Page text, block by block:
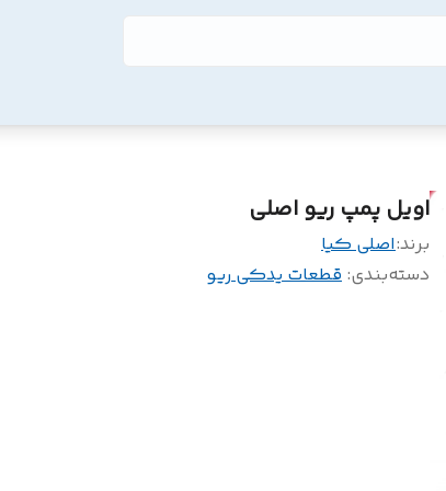
اویل پمپ ریو اصلی
برند:اصلی کیا
دسته‌بندی: قطعات یدکی ریو